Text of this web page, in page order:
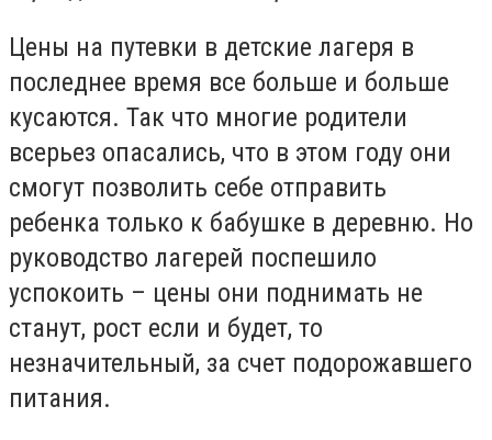
Цены на путевки в детские лагеря в
последнее время все больше и больше
кусаются. Так что многие родители
всерьез опасались, что в этом году они
смогут позволить себе отправить
ребенка только к бабушке в деревню. Но
руководство лагерей поспешило
успокоить – цены они поднимать не
станут, рост если и будет, то
незначительный, за счет подорожавшего
питания.